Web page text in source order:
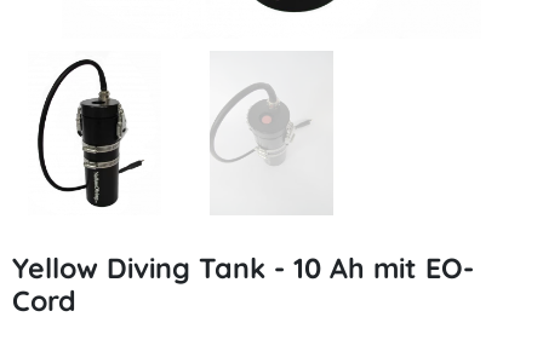
Yellow Diving Tank - 10 Ah mit EO-
Cord